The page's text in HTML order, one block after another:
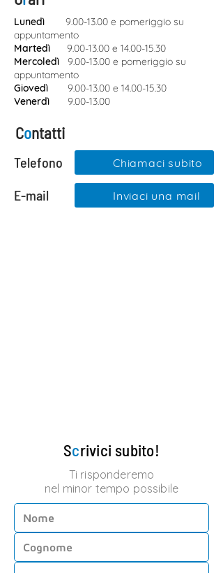
Lunedì 9.00-13.00 e pomeriggio su
appuntamento
Martedì
9.00-13.00 e 14.00-15.30
Mercoledì
9.00-13.00 e pomeriggio su
appuntamento
Giovedì
9.00-13.00 e 14.00-15.30
Venerdì
9.00-13.00
Contatti
Chiamaci subito
Telefono
Inviaci una mail
E-mail
Scrivici subito!
Ti risponderemo
nel minor tempo possibile